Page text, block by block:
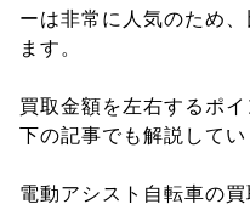
ーは非常に人気のため
ます。
買取金額を左右するポ
下の記事でも解説してい
電動アシスト自転車の